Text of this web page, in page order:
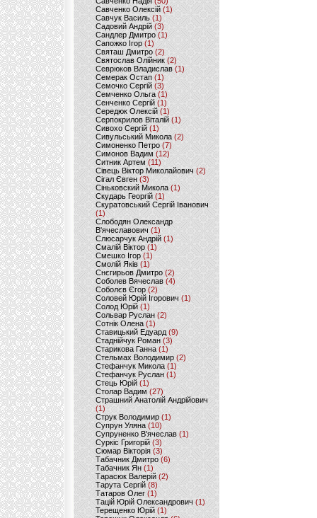
Савченко Олексій(1)
Савчук Василь (1)
Садовий Андрій (3)
Сандлер Дмитро(1)
Сапожко Ігор(1)
Святаш Дмитро (2)
Святослав Олійник (2)
Севрюков Владислав (1)
Семерак Остап (1)
Семочко Сергій (3)
Семченко Ольга (1)
Сенченко Сергій(1)
Середюк Олексій(1)
Серпокрилов Віталій(1)
Сивохо Сергій(1)
Сивульський Микола(2)
Симоненко Петро(7)
Симонов Вадим (12)
Ситник Артем(11)
Сівець Віктор Миколайович(2)
Сігал Євген (3)
Сіньковский Микола(1)
Скударь Георгій (1)
Скуратовський Сергій Іванович
(1)
Слободян Олександр
В'ячеславович(1)
Слюсарчук Андрій(1)
Смалій Віктор (1)
Смешко Ігор (1)
Смолій Яків (1)
Снєгирьов Дмитро (2)
Соболев Вячеслав (4)
Соболєв Єгор(2)
Соловей Юрій Ігорович (1)
Солод Юрій (1)
Сольвар Руслан (2)
Сотнік Олена(1)
Ставицький Едуард (9)
Стаднійчук Роман(3)
Старикова Ганна (1)
Стельмах Володимир(2)
Стефанчук Микола (1)
Стефанчук Руслан (1)
Стець Юрій (1)
Столар Вадим(27)
Страшний Анатолій Андрійович
(1)
Струк Володимир (1)
Супрун Уляна (10)
Супруненко В'ячеслав (1)
Суркіс Григорій (3)
Сюмар Вікторія (3)
Табачник Дмитро (6)
Табачник Ян(1)
Тарасюк Валерій (2)
Тарута Сергій (8)
Татаров Олег(1)
Тацій Юрій Олександрович(1)
Терещенко Юрій(1)